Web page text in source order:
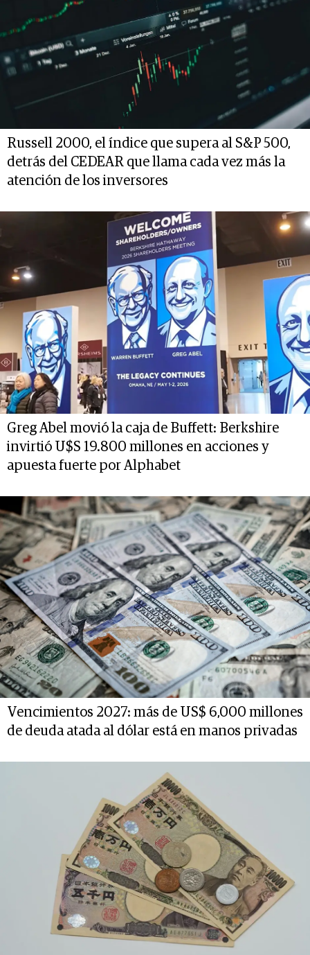
Russell 2000, el índice que supera al S&P 500,
detrás del CEDEAR que llama cada vez más la
atención de los inversores
Greg Abel movió la caja de Buffett: Berkshire
invirtió U$S 19.800 millones en acciones y
apuesta fuerte por Alphabet
Vencimientos 2027: más de US$ 6,000 millones
de deuda atada al dólar está en manos privadas